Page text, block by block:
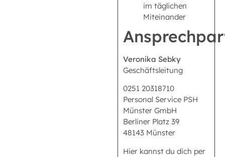
im täglichen
Miteinander
Veronika Sebky
Geschäftsleitung
0251 20318710
Personal Service PSH
Münster GmbH
Berliner Platz 39
48143 Münster
Hier kannst du dich per